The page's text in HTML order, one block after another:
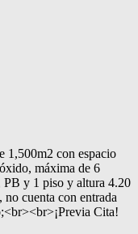
1,500m2 con espacio
máxima de 6
PB y 1 piso y altura 4.20
cuenta con entrada
Cita!